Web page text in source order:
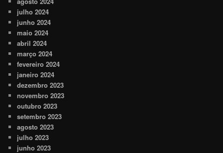
julho 2024
junho 2024
maio 2024
abril 2024
março 2024
fevereiro 2024
janeiro 2024
dezembro 2023
novembro 2023
outubro 2023
setembro 2023
agosto 2023
julho 2023
junho 2023